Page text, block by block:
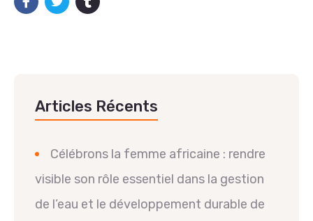
Articles Récents
Célébrons la femme africaine : rendre
visible son rôle essentiel dans la gestion
de l’eau et le développement durable de